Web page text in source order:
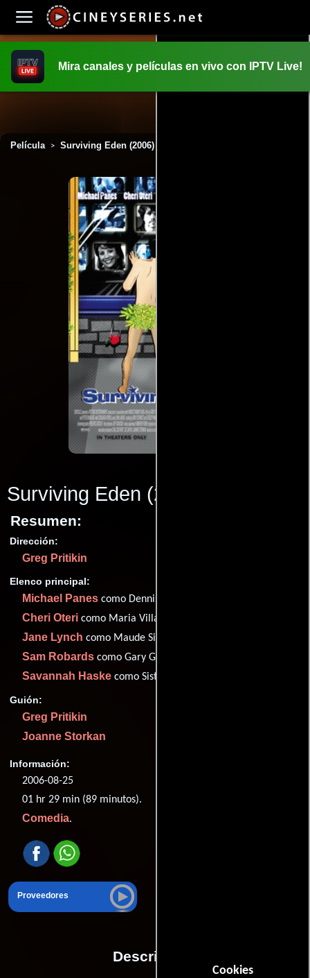
Cookies
Mira canales y películas en vivo con IPTV Live!
Película > Surviving Eden (2006)
Surviving Eden (2006)
Resumen:
Dirección:
Greg Pritikin
Elenco principal:
Michael Panes como Dennis Flotchky
Cheri Oteri como Maria Villanova
Jane Lynch como Maude Silver
Sam Robards como Gary Gold
Savannah Haske como Sister Agnes O'Malley
Guión:
Greg Pritikin
Joanne Storkan
Información:
2006-08-25
01 hr 29 min (89 minutos).
Comedia.
Proveedores
Descripción